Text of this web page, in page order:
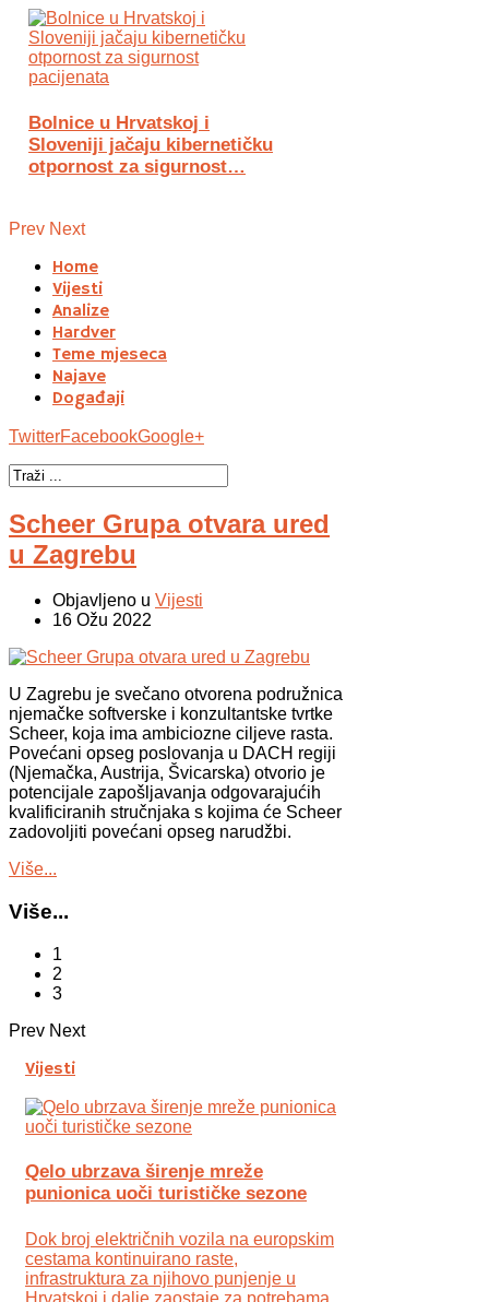
Bolnice u Hrvatskoj i
Sloveniji jačaju kibernetičku
otpornost za sigurnost…
Prev Next
Home
Vijesti
Analize
Hardver
Teme mjeseca
Najave
Događaji
TwitterFacebookGoogle+
Scheer Grupa otvara ured
u Zagrebu
Objavljeno u Vijesti
16 Ožu 2022
U Zagrebu je svečano otvorena podružnica
njemačke softverske i konzultantske tvrtke
Scheer, koja ima ambiciozne ciljeve rasta.
Povećani opseg poslovanja u DACH regiji
(Njemačka, Austrija, Švicarska) otvorio je
potencijale zapošljavanja odgovarajućih
kvalificiranih stručnjaka s kojima će Scheer
zadovoljiti povećani opseg narudžbi.
Više...
Više...
1
2
3
Prev Next
Vijesti
Qelo ubrzava širenje mreže
punionica uoči turističke sezone
Dok broj električnih vozila na europskim
cestama kontinuirano raste,
infrastruktura za njihovo punjenje u
Hrvatskoj i dalje zaostaje za potrebama